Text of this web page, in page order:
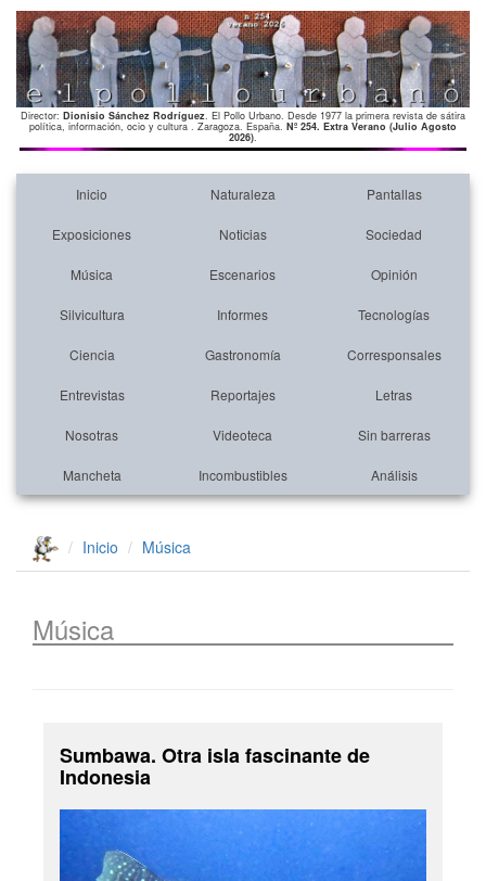
Director: Dionisio Sánchez Rodríguez. El Pollo Urbano. Desde 1977 la primera revista de sátira
política, información, ocio y cultura . Zaragoza. España. Nº 254. Extra Verano (Julio Agosto
2026).
Inicio Naturaleza Pantallas
Exposiciones Noticias Sociedad
Música Escenarios Opinión
Silvicultura Informes Tecnologías
Ciencia Gastronomía Corresponsales
Entrevistas Reportajes Letras
Nosotras Videoteca Sin barreras
Mancheta Incombustibles Análisis
Inicio Música
Música
Sumbawa. Otra isla fascinante de
Indonesia